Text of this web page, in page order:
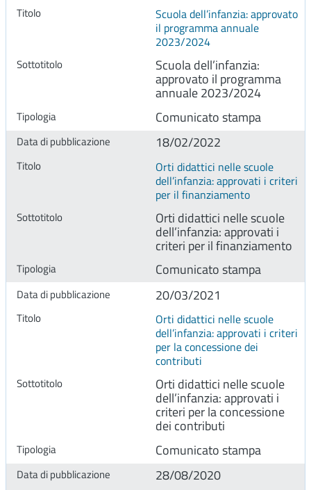
Scuola dell’infanzia: approvato
il programma annuale
2023/2024
Scuola dell’infanzia:
approvato il programma
annuale 2023/2024
Comunicato stampa
18/02/2022
Orti didattici nelle scuole
dell’infanzia: approvati i criteri
per il finanziamento
Orti didattici nelle scuole
dell’infanzia: approvati i
criteri per il finanziamento
Comunicato stampa
20/03/2021
Orti didattici nelle scuole
dell’infanzia: approvati i criteri
per la concessione dei
contributi
Orti didattici nelle scuole
dell’infanzia: approvati i
criteri per la concessione
dei contributi
Comunicato stampa
28/08/2020